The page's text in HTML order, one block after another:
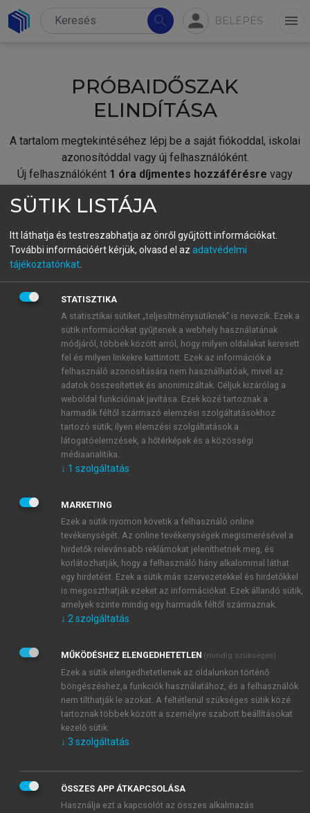
search person BELÉPÉS menu
PRÓBAIDŐSZAK
ELINDÍTÁSA
A tartalom megtekintéséhez lépj be a saját fiókoddal, iskolai
azonosítóddal vagy új felhasználóként.
Új felhasználóként 1 óra díjmentes hozzáférésre vagy
fiókoddal,vagy hozz létre új fiókot.
A regisztráció után apróbaidőszakautomatikusan
BELÉPÉS SAJÁT FIÓKKAL
ÚJ FIÓK LÉTREHOZÁSA
1 óra díjmentes hozzáférés
E-MAIL-CÍM
JELSZÓ
JELSZÓ ÚJRA
Kérek értesítést a MeRSZ újdonságairól, akcióiról.
Kérek értesítést az Akadémiai Kiadó Zrt. újdonságairól,
Adatkezelési tájékoztatóbanfoglaltakat tudomásul
veszem és elfogadom.
Általános vásárlási feltételeket, valamint a szotar.netés a
mersz.huoldalak licencszerződéseiben foglaltakat
tudomásul veszem és elfogadom.
KIPRÓBÁLOM
SÜTIK LISTÁJA
Itt láthatja és testreszabhatja az önről gyűjtött információkat.
További információért kérjük, olvasd el az adatvédelmi
tájékoztatónkat
STATISZTIKA
A statisztikai sütiket „teljesítménysütiknek” is nevezik. Ezek a
sütik információkat gyűjtenek a webhely használatának
módjáról, többek között arról, hogy milyen oldalakat keresett
fel és milyen linkekre kattintott. Ezek az információk a
felhasználó azonosítására nem használhatóak, mivel az
adatok összesítettek és anonimizáltak. Céljuk kizárólag a
weboldal funkcióinak javítása. Ezek közé tartoznak a
harmadik féltől származó elemzési szolgáltatásokhoz
tartozó sütik; ilyen elemzési szolgáltatások a
látogatóelemzések, a hőtérképek és a közösségi
médiaanalitika.
↓ 1 szolgáltatás
MARKETING
Ezek a sütik nyomon követik a felhasználó online
tevékenységét. Az online tevékenységek megismerésével a
hirdetők relevánsabb reklámokat jeleníthetnek meg, és
korlátozhatják, hogy a felhasználó hány alkalommal láthat
egy hirdetést. Ezek a sütik más szervezetekkel és hirdetőkkel
is megoszthatják ezeket az információkat. Ezek állandó sütik,
amelyek szinte mindig egy harmadik féltől származnak.
↓ 2 szolgáltatás
MŰKÖDÉSHEZ ELENGEDHETETLEN (mindig szükséges)
Ezek a sütik elengedhetetlenek az oldalunkon történő
böngészéshez,a funkciók használatához, és a felhasználók
nem tilthatják le azokat. A feltétlenül szükséges sütik közé
tartoznak többek között a személyre szabott beállításokat
kezelő sütik.
↓ 3 szolgáltatás
ÖSSZES APP ÁTKAPCSOLÁSA
Használja ezt a kapcsolót az összes alkalmazás